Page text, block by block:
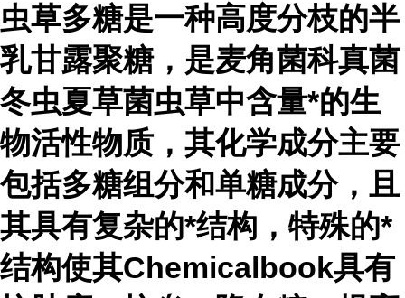
虫草多糖是一种高度分枝的半
乳甘露聚糖，是麦角菌科真菌
冬虫夏草菌虫草中含量*的生
物活性物质，其化学成分主要
包括多糖组分和单糖成分，且
其具有复杂的*结构，特殊的*
结构使其Chemicalbook具有